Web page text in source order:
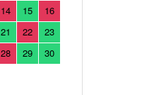
14 15
16
21 22
23
28 29
30